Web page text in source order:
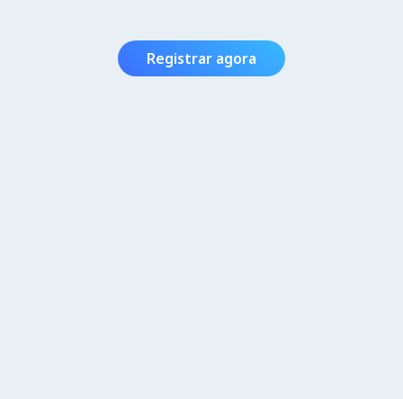
Registrar agora